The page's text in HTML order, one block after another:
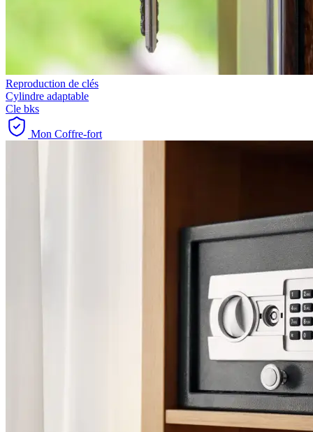
Reproduction de clés
Cylindre adaptable
Cle bks
Mon Coffre-fort